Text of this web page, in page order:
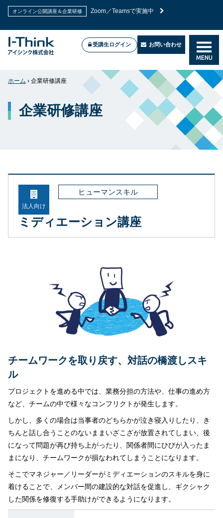
オンライン公開講座＆企業研修 Zoom／Teamsで実施中
受講生ログイン お問い合わせ
MENU
企業研修講座
ホーム › 企業研修講座
法人向け
ヒューマンスキル
ミディエーション講座
チームワークを取り戻す、対話の橋渡しスキ
ル
プロジェクトを進める中では、業務分担の方法や、仕事の進め方
など、チームの中で様々なコンフリクトが発生します。
しかし、多くの場合は当事者のどちらかが泣き寝入りしたり、き
ちんと話し合うことのないままいざこざが放置されてしまい、後
になって問題が再び持ち上がったり、関係者間にひびが入ったま
まになり、チームワークが損なわれてしまうことになります。
そこでマネジャー／リーダーがミディエーションのスキルを身に
着けることで、メンバー間の建設的な対話を促進し、ギクシャク
した関係を修復する手助けができるようになります。